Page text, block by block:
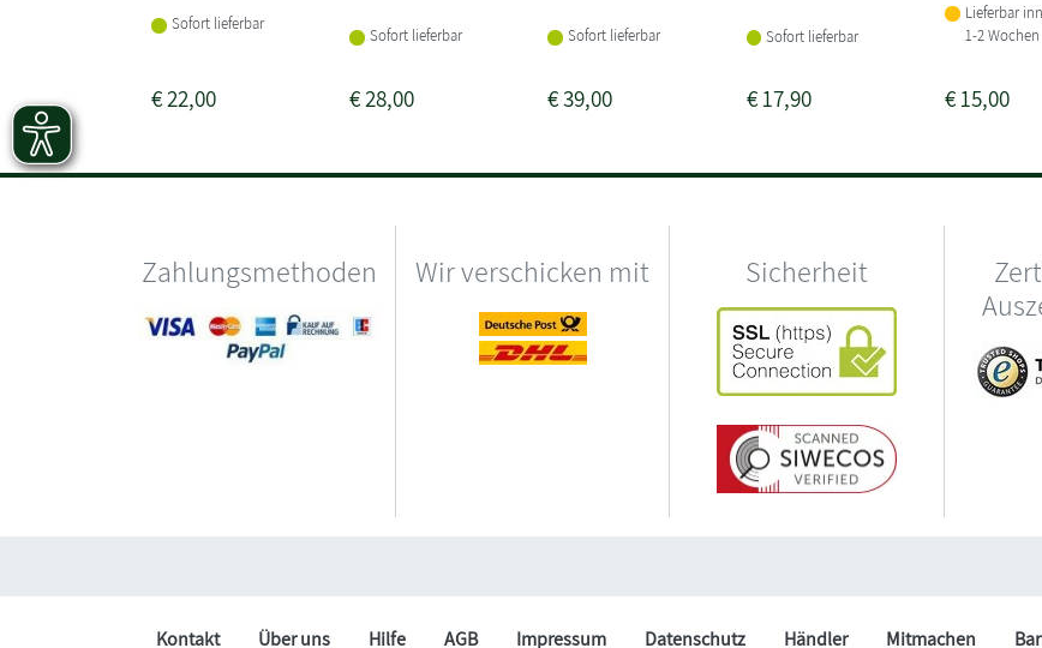
Sofort lieferbar
€22,00
Sofort lieferbar
€28,00
Sofort lieferbar
€39,00
Sofort lieferbar
€17,90
Lieferbar
1-2 Wochen
€15,00
Zahlungsmethoden Wir verschicken mit Sicherheit
Kontakt Über uns Hilfe AGB Impressum Datenschutz Händler Mitmachen